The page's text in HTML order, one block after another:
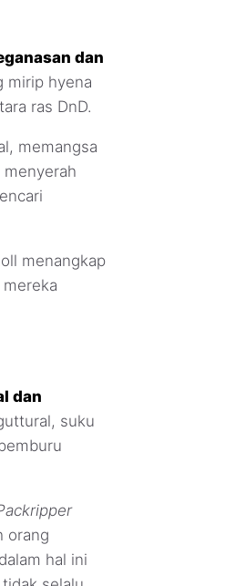
dan
mirip hyena
ras DnD.
memangsa
menangkap
dan
suku
orang
hal ini